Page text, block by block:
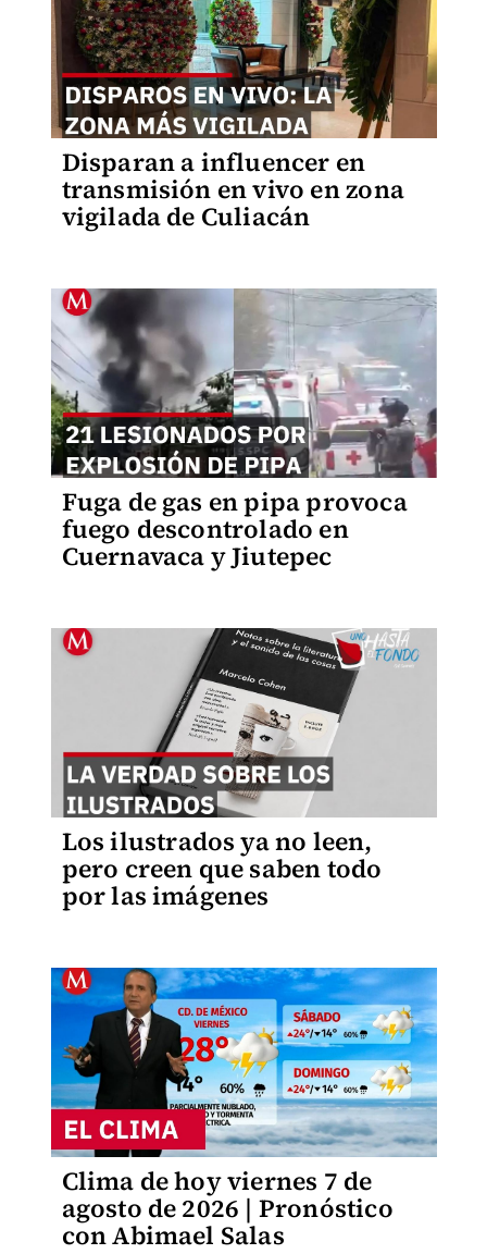
Disparan a influencer en
transmisión en vivo en zona
vigilada de Culiacán
Fuga de gas en pipa provoca
fuego descontrolado en
Cuernavaca y Jiutepec
Los ilustrados ya no leen,
pero creen que saben todo
por las imágenes
Clima de hoy viernes 7 de
agosto de 2026 | Pronóstico
con Abimael Salas